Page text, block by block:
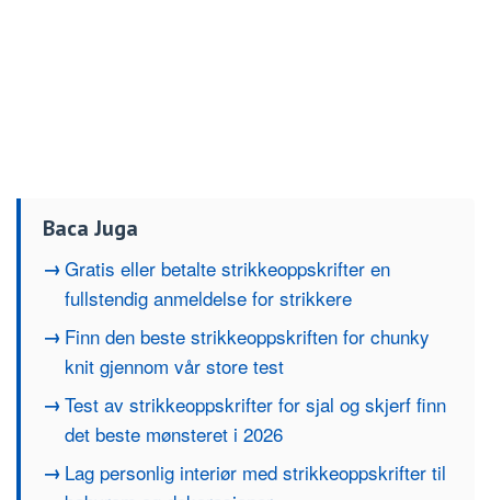
Baca Juga
Gratis eller betalte strikkeoppskrifter en
fullstendig anmeldelse for strikkere
Finn den beste strikkeoppskriften for chunky
knit gjennom vår store test
Test av strikkeoppskrifter for sjal og skjerf finn
det beste mønsteret i 2026
Lag personlig interiør med strikkeoppskrifter til